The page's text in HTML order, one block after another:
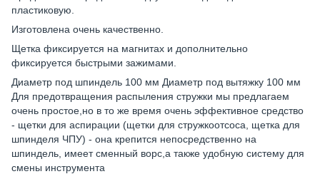
пластиковую.
Изготовлена очень качественно.
Щетка фиксируется на магнитах и дополнительно
фиксируется быстрыми зажимами.
Диаметр под шпиндель 100 мм Диаметр под вытяжку 100 мм
Для предотвращения распыления стружки мы предлагаем
очень простое,но в то же время очень эффективное средство
- щетки для аспирации (щетки для стружкоотсоса, щетка для
шпинделя ЧПУ) - она крепится непосредственно на
шпиндель, имеет сменный ворс,а также удобную систему для
смены инструмента